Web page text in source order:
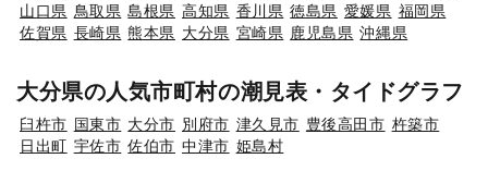
山口県 鳥取県 島根県 高知県 香川県 徳島県 愛媛県 福岡県
佐賀県 長崎県 熊本県 大分県 宮崎県 鹿児島県 沖縄県
大分県の人気市町村の潮見表・タイドグラフ
臼杵市 国東市 大分市 別府市 津久見市 豊後高田市 杵築市
日出町 宇佐市 佐伯市 中津市 姫島村